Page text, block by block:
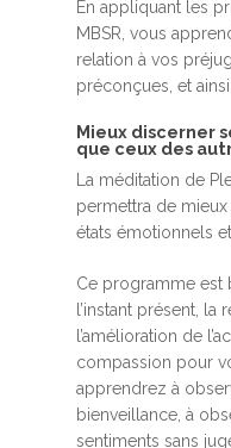
En appliquant les
MBSR, vous
relation à vos
préconçues, et
Mieux discerner
que ceux des
La méditation de
permettra de
états émotionnels
Ce programme est
l’instant présent,
l’amélioration de
compassion pour
apprendrez à
bienveillance, à
sentiments sans